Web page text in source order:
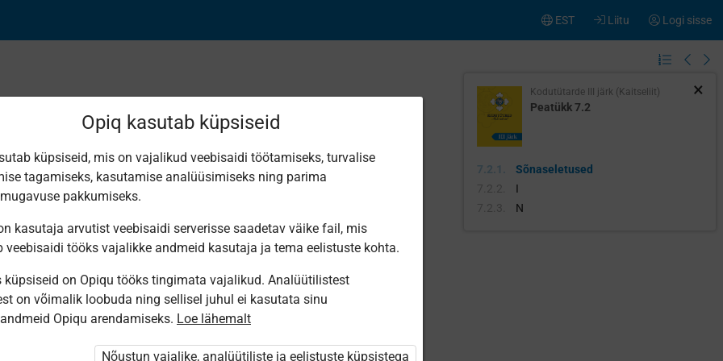
Logi sisse
Liitu
EST
Kodutütarde III järk (Kaitseliit)
Peatükk 7.2
Sõnaseletused
I
N
×
Opiq kasutab küpsiseid
küpsiseid, mis on vajalikud veebisaidi töötamiseks, turvalise
tagamiseks, kasutamise analüüsimiseks ning parima
pakkumiseks.
kasutaja arvutist veebisaidi serverisse saadetav väike fail, mis
veebisaidi tööks vajalikke andmeid kasutaja ja tema eelistuste kohta.
küpsiseid on Opiqu tööks tingimata vajalikud. Analüütilistest
on võimalik loobuda ning sellisel juhul ei kasutata sinu
Opiqu arendamiseks. Loe lähemalt
Nõustun vajalike, analüütiliste ja eelistuste küpsistega